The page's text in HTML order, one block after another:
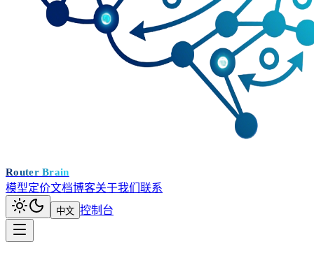
Router Brain
模型定价文档博客关于我们 联系
中文 控制台